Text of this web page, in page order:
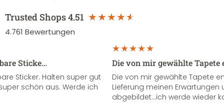
Trusted Shops4.51
4.761 Bewertungen
Sticke…
Sticker. Halten super gut
schön aus. Werde ich
Die von mir gewählte
Die von mir gewählte Tapete
Lieferung meinen Erwartungen
abgebildet...ich werde wieder